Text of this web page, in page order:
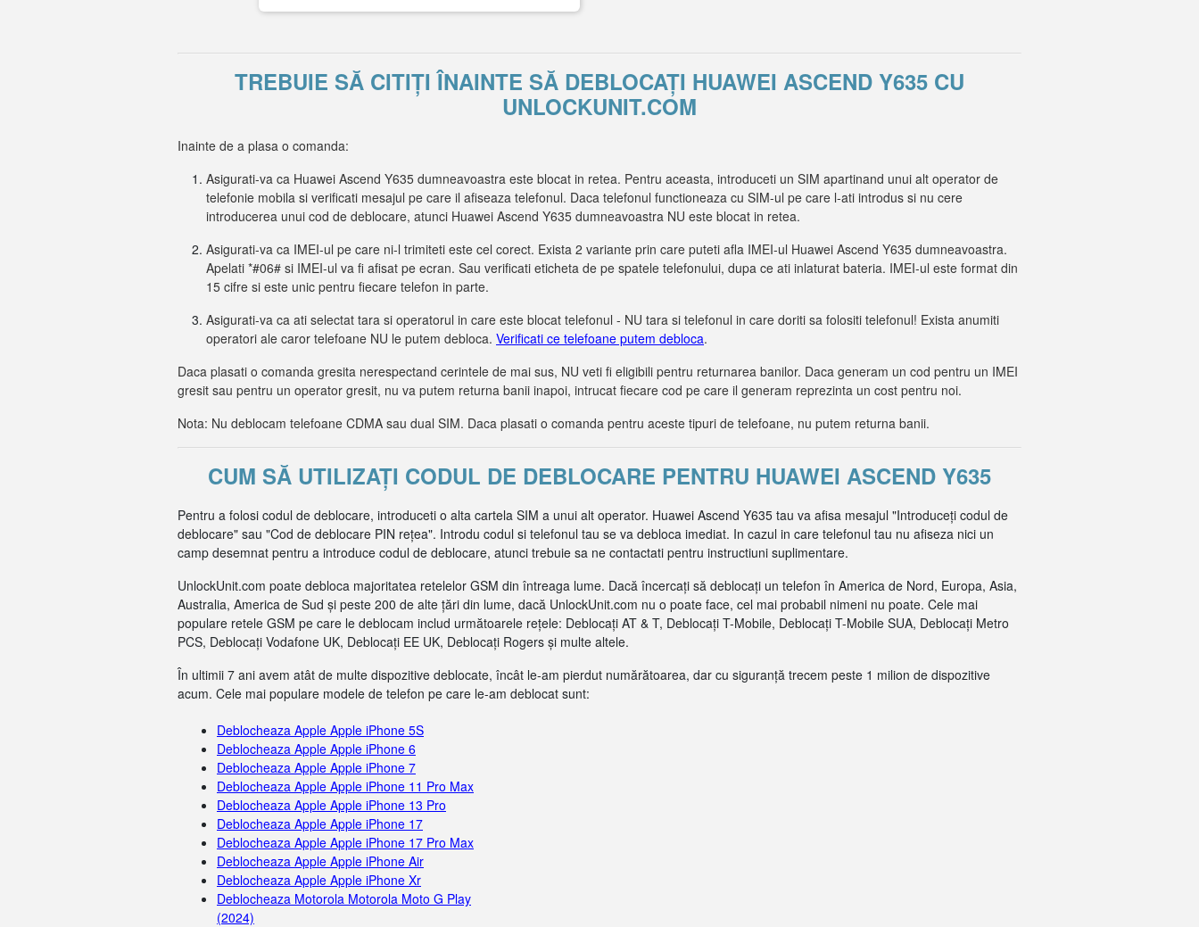
TREBUIE SĂ CITIȚI ÎNAINTE SĂ DEBLOCAȚI HUAWEI ASCEND Y635 CU
UNLOCKUNIT.COM
Inainte de a plasa o comanda:
Asigurati-va ca Huawei Ascend Y635 dumneavoastra este blocat in retea. Pentru aceasta, introduceti un SIM apartinand unui alt operator de
telefonie mobila si verificati mesajul pe care il afiseaza telefonul. Daca telefonul functioneaza cu SIM-ul pe care l-ati introdus si nu cere
introducerea unui cod de deblocare, atunci Huawei Ascend Y635 dumneavoastra NU este blocat in retea.
Asigurati-va ca IMEI-ul pe care ni-l trimiteti este cel corect. Exista 2 variante prin care puteti afla IMEI-ul Huawei Ascend Y635 dumneavoastra.
Apelati *#06# si IMEI-ul va fi afisat pe ecran. Sau verificati eticheta de pe spatele telefonului, dupa ce ati inlaturat bateria. IMEI-ul este format din
15 cifre si este unic pentru fiecare telefon in parte.
Asigurati-va ca ati selectat tara si operatorul in care este blocat telefonul - NU tara si telefonul in care doriti sa folositi telefonul! Exista anumiti
operatori ale caror telefoane NU le putem debloca. Verificati ce telefoane putem debloca.
Daca plasati o comanda gresita nerespectand cerintele de mai sus, NU veti fi eligibili pentru returnarea banilor. Daca generam un cod pentru un IMEI
gresit sau pentru un operator gresit, nu va putem returna banii inapoi, intrucat fiecare cod pe care il generam reprezinta un cost pentru noi.
Nota: Nu deblocam telefoane CDMA sau dual SIM. Daca plasati o comanda pentru aceste tipuri de telefoane, nu putem returna banii.
CUM SĂ UTILIZAȚI CODUL DE DEBLOCARE PENTRU HUAWEI ASCEND Y635
Pentru a folosi codul de deblocare, introduceti o alta cartela SIM a unui alt operator. Huawei Ascend Y635 tau va afisa mesajul "Introduceți codul de
deblocare" sau "Cod de deblocare PIN rețea". Introdu codul si telefonul tau se va debloca imediat. In cazul in care telefonul tau nu afiseza nici un
camp desemnat pentru a introduce codul de deblocare, atunci trebuie sa ne contactati pentru instructiuni suplimentare.
UnlockUnit.com poate debloca majoritatea retelelor GSM din întreaga lume. Dacă încercați să deblocați un telefon în America de Nord, Europa, Asia,
Australia, America de Sud și peste 200 de alte țări din lume, dacă UnlockUnit.com nu o poate face, cel mai probabil nimeni nu poate. Cele mai
populare retele GSM pe care le deblocam includ următoarele rețele: Deblocați AT & T, Deblocați T-Mobile, Deblocați T-Mobile SUA, Deblocați Metro
PCS, Deblocați Vodafone UK, Deblocați EE UK, Deblocați Rogers și multe altele.
În ultimii 7 ani avem atât de multe dispozitive deblocate, încât le-am pierdut numărătoarea, dar cu siguranță trecem peste 1 milion de dispozitive
acum. Cele mai populare modele de telefon pe care le-am deblocat sunt:
Deblocheaza Apple Apple iPhone 5S
Deblocheaza Apple Apple iPhone 6
Deblocheaza Apple Apple iPhone 7
Deblocheaza Apple Apple iPhone 11 Pro Max
Deblocheaza Apple Apple iPhone 13 Pro
Deblocheaza Apple Apple iPhone 17
Deblocheaza Apple Apple iPhone 17 Pro Max
Deblocheaza Apple Apple iPhone Air
Deblocheaza Apple Apple iPhone Xr
Deblocheaza Motorola Motorola Moto G Play
(2024)